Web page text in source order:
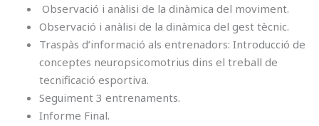
⁠ ⁠Observació i anàlisi de la dinàmica del moviment.
⁠Observació i anàlisi de la dinàmica del gest tècnic⁠⁠.
Traspàs d’informació als entrenadors: Introducció de
conceptes neuropsicomotrius dins el treball de
tecnificació esportiva.
Seguiment 3 entrenaments.
⁠Informe Final.